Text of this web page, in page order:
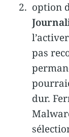
option
pas
dur.